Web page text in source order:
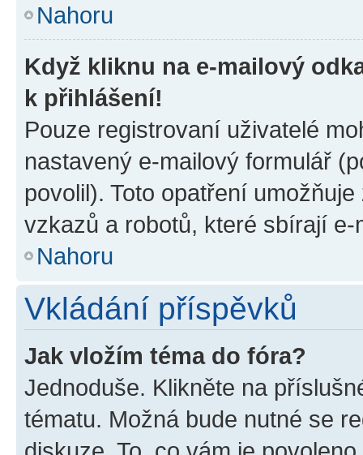
Nahoru
Když kliknu na e-mailový
k přihlášení!
Pouze registrovaní uživatelé
nastavený e-mailový formulář
povolil). Toto opatření
vzkazů a robotů, které sbírají e-
Nahoru
Vkládání příspěvků
Jak vložím téma do fóra?
Jednoduše. Klikněte na
tématu. Možná bude nutné se